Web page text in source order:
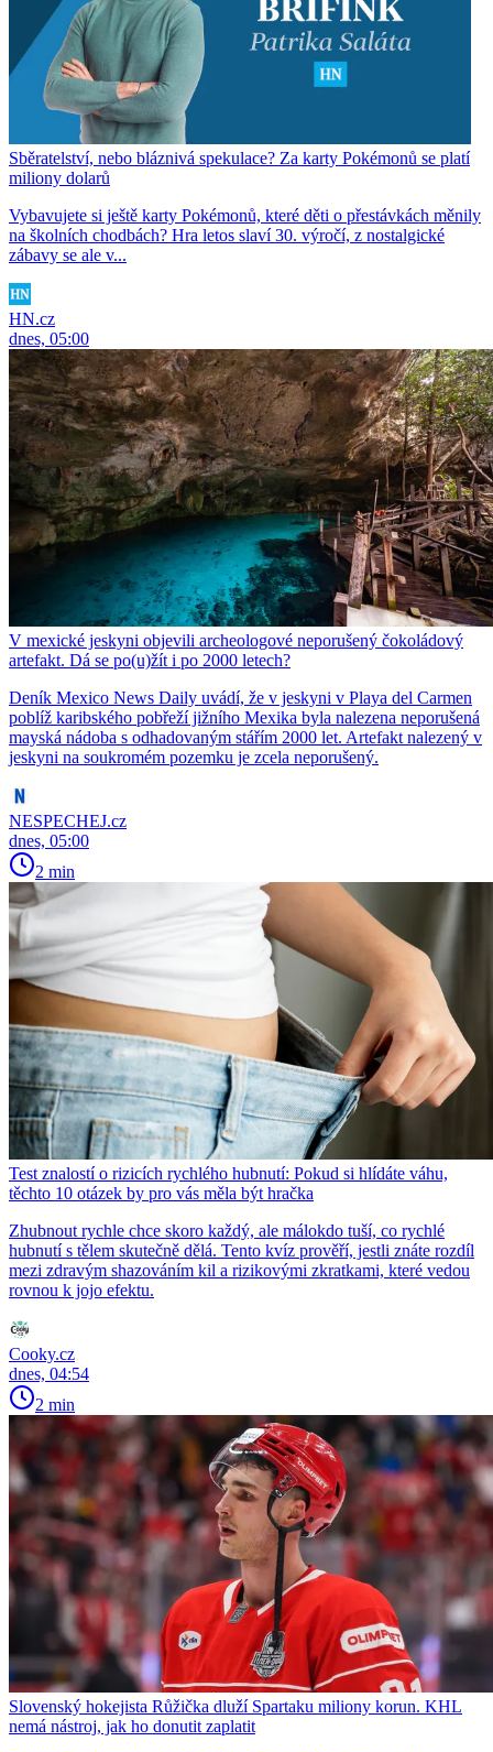
Sběratelství, nebo bláznivá spekulace? Za karty Pokémonů se platí
miliony dolarů
Vybavujete si ještě karty Pokémonů, které děti o přestávkách měnily
na školních chodbách? Hra letos slaví 30. výročí, z nostalgické
zábavy se ale v...
HN.cz
dnes, 05:00
V mexické jeskyni objevili archeologové neporušený čokoládový
artefakt. Dá se po(u)žít i po 2000 letech?
Deník Mexico News Daily uvádí, že v jeskyni v Playa del Carmen
poblíž karibského pobřeží jižního Mexika byla nalezena neporušená
mayská nádoba s odhadovaným stářím 2000 let. Artefakt nalezený v
jeskyni na soukromém pozemku je zcela neporušený.
NESPECHEJ.cz
dnes, 05:00
2 min
Test znalostí o rizicích rychlého hubnutí: Pokud si hlídáte váhu,
těchto 10 otázek by pro vás měla být hračka
Zhubnout rychle chce skoro každý, ale málokdo tuší, co rychlé
hubnutí s tělem skutečně dělá. Tento kvíz prověří, jestli znáte rozdíl
mezi zdravým shazováním kil a rizikovými zkratkami, které vedou
rovnou k jojo efektu.
Cooky.cz
dnes, 04:54
2 min
Slovenský hokejista Růžička dluží Spartaku miliony korun. KHL
nemá nástroj, jak ho donutit zaplatit